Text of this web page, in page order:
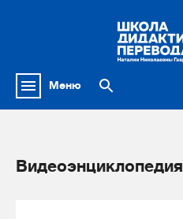
Меню
Видеоэнциклопедия